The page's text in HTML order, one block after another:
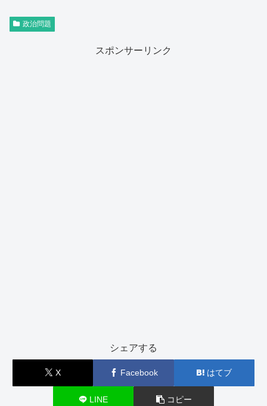
政治問題
スポンサーリンク
シェアする
X Facebook はてブ
LINE コピー